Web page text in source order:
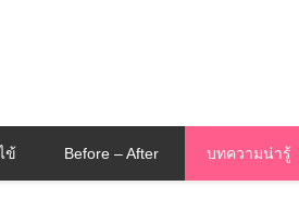
ข้ Before – After บทความน่ารู้